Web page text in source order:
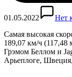
01.05.2022
Нет
Самая высокая
189,07 км/ч (117,48
Грэмом Беллом и
Арьеплоге,